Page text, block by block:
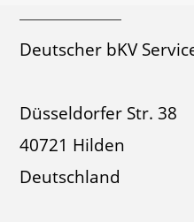
Deutscher bKV
Düsseldorfer Str. 38
40721 Hilden
Deutschland